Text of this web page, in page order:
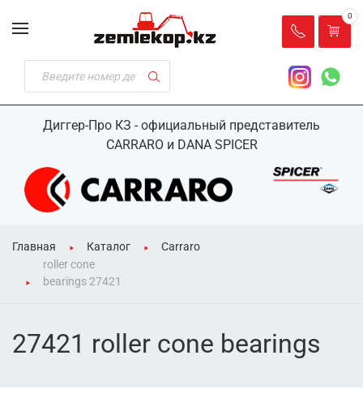
Диггер-Про КЗ - официальный представитель
CARRARO и DANA SPICER
0
Главная Каталог
Carraro
roller cone
bearings 27421
27421 roller cone bearings